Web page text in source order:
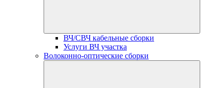
ВЧ/СВЧ кабельные сборки
Услуги ВЧ участка
Волоконно-оптические сборки